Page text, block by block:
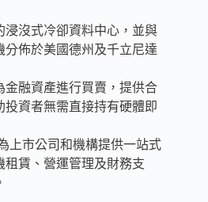
浸沒式冷卻資料中心，並與
分佈於美國德州及千立尼達
金融資產進行買賣，提供合
資者無需直接持有硬體即
上市公司和機構提供一站式
賃、營運管理及財務支